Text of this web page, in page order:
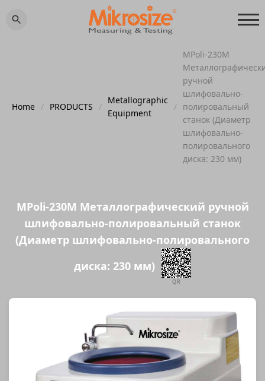
Home / PRODUCTS /
Metallographic
Equipment
/
MPoli-230M
ручной
шлифовально-
полировальный
станок (Диаметр
шлифовально-
полировального
диска: 230 мм)
MPoli-230M Металлографический ручной
шлифовально-полировальный станок
(Диаметр шлифовально-полировального
диска: 230 мм)
QR